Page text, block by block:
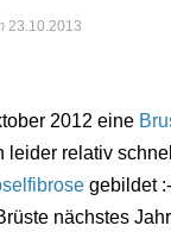
23.10.2013
2012 eine
leider relativ
gebildet
nächstes